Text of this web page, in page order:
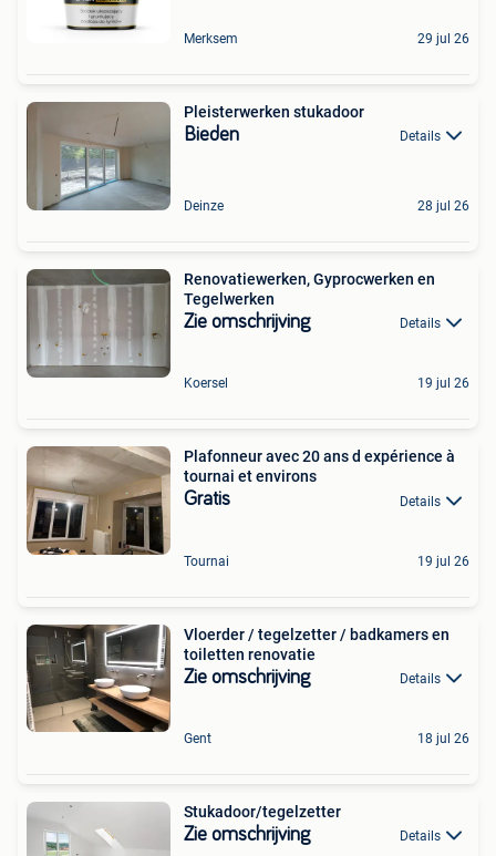
Merksem 29 jul 26
Pleisterwerken stukadoor
Bieden Details
Deinze 28 jul 26
Renovatiewerken, Gyprocwerken en
Tegelwerken
Zie omschrijving Details
Koersel 19 jul 26
Plafonneur avec 20 ans d expérience à
tournai et environs
Gratis Details
Tournai 19 jul 26
Vloerder / tegelzetter / badkamers en
toiletten renovatie
Zie omschrijving Details
Gent 18 jul 26
Stukadoor/tegelzetter
Zie omschrijving Details